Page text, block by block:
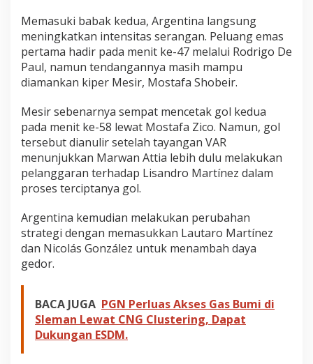
a
t
i
s
a
a
M
e
s
i
r
Memasuki babak kedua, Argentina langsung
meningkatkan intensitas serangan. Peluang emas
pertama hadir pada menit ke-47 melalui Rodrigo De
Paul, namun tendangannya masih mampu
diamankan kiper Mesir, Mostafa Shobeir.
Mesir sebenarnya sempat mencetak gol kedua
pada menit ke-58 lewat Mostafa Zico. Namun, gol
tersebut dianulir setelah tayangan VAR
menunjukkan Marwan Attia lebih dulu melakukan
pelanggaran terhadap Lisandro Martínez dalam
proses terciptanya gol.
Argentina kemudian melakukan perubahan
strategi dengan memasukkan Lautaro Martínez
dan Nicolás González untuk menambah daya
gedor.
BACA JUGA PGN Perluas Akses Gas Bumi di
Sleman Lewat CNG Clustering, Dapat
Dukungan ESDM.